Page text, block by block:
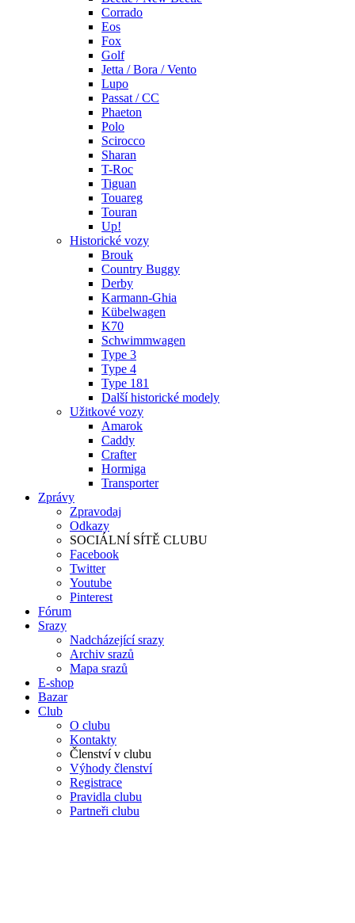
Corrado
Eos
Fox
Golf
Jetta / Bora / Vento
Lupo
Passat / CC
Phaeton
Polo
Scirocco
Sharan
T-Roc
Tiguan
Touareg
Touran
Up!
Historické vozy
Brouk
Country Buggy
Derby
Karmann-Ghia
Kübelwagen
K70
Schwimmwagen
Type 3
Type 4
Type 181
Další historické modely
Užitkové vozy
Amarok
Caddy
Crafter
Hormiga
Transporter
Zprávy
Zpravodaj
Odkazy
SOCIÁLNÍ SÍTĚ CLUBU
Facebook
Twitter
Youtube
Pinterest
Fórum
Srazy
Nadcházející srazy
Archiv srazů
Mapa srazů
E-shop
Bazar
Club
O clubu
Kontakty
Členství v clubu
Výhody členství
Registrace
Pravidla clubu
Partneři clubu